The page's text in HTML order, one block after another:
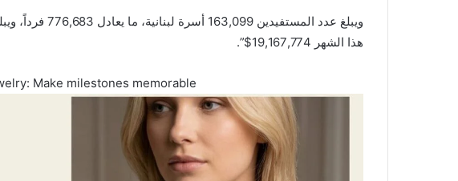
ويبلغ عدد
هذا الشهر 19,167,774$”.
Make milestones memorable